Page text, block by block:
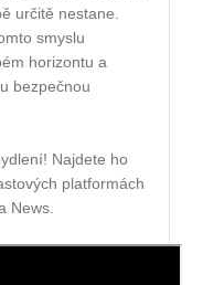
určitě nestane.
smyslu
horizontu a
bezpečnou
Najdete ho
platformách
News.